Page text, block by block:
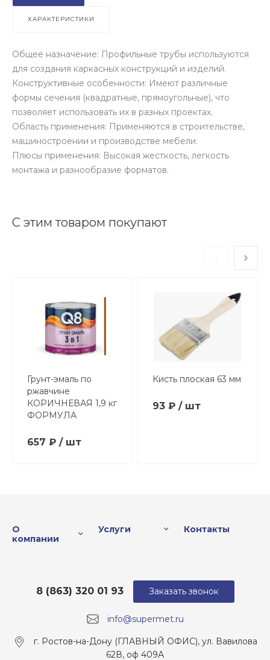
ХАРАКТЕРИСТИКИ
Общее назначение: Профильные трубы используются
для создания каркасных конструкций и изделий.
Конструктивные особенности: Имеют различные
формы сечения (квадратные, прямоугольные), что
позволяет использовать их в разных проектах.
Область применения: Применяются в строительстве,
машиностроении и производстве мебели.
Плюсы применения: Высокая жесткость, легкость
монтажа и разнообразие форматов.
С этим товаром покупают
Грунт-эмаль по
ржавчине
КОРИЧНЕВАЯ 1,9 кг
ФОРМУЛА
657 ₽ / шт
Кисть плоская 63 мм
93 ₽ / шт
О
компании
Услуги Контакты
info@supermet.ru
8 (863) 320 01 93
г. Ростов-на-Дону (ГЛАВНЫЙ ОФИС), ул. Вавилова
62В, оф 409А
Заказать звонок